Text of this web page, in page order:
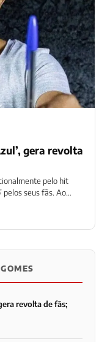
gera revolta
pelo hit
pelos seus fãs. Ao
revolta de fãs;